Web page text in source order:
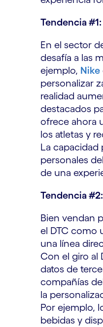
Tendencia
En el sector
desafía a las
ejemplo, Nike
personalizar
realidad
destacados
ofrece ahora
los atletas y
La capacidad
personales
de una
Tendencia
Bien vendan
el DTC como
una línea
Con el giro al
datos de
compañías
la
Por ejemplo,
bebidas y